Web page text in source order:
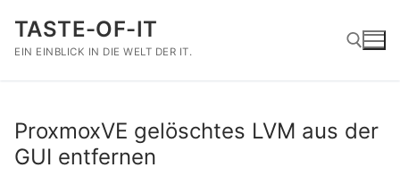
Inhalt
springen
TASTE-OF-IT
EIN EINBLICK IN DIE WELT DER IT.
ProxmoxVE gelöschtes LVM aus der
GUI entfernen